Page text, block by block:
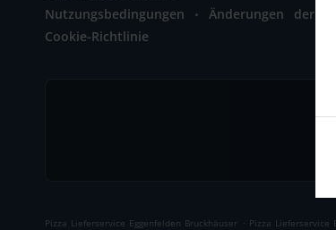
Nutzungsbedingungen .
Änderungen der
Cookie-Richtlinie
Pizza Lieferservice Eggenfelden Bruckhäuser . Pizza Lieferservice